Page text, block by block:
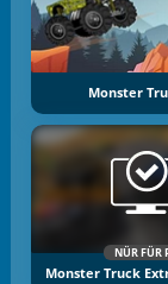
Monster
NÜR FÜR
Monster Truck